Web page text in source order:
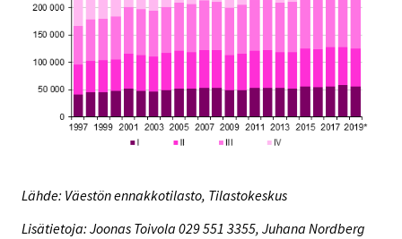
Lähde: Väestön ennakkotilasto, Tilastokeskus
Lisätietoja: Joonas Toivola 029 551 3355, Juhana Nordberg